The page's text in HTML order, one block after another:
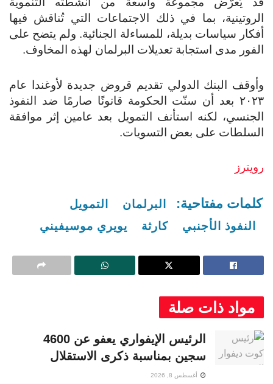
الروتينية، بما في ذلك الاجتماعات التي تُناقش فيها
أفكار سياسات بديلة، للمساءلة الجنائية. ولم يتضح على
الفور مدى استجابة تعديلات البرلمان لهذه المخاوف.
وأوقف البنك الدولي تقديم قروض جديدة لأوغندا عام
٢٠٢٣ بعد أن سنّت الحكومة قانونًا صارمًا ضد النفوذ
الجنسي، لكنه استأنف التمويل بعد عامين إثر موافقة
السلطات على بعض التسويات.
رويترز
كلمات مفتاحية: البرلمان
التمويل
النفوذ الأجنبي
كارثة يويري موسيفيني
مواد ذات صلة
الرئيس الإيفواري يعفو عن 4600
سجين بمناسبة ذكرى الاستقلال
أغسطس 8, 2026